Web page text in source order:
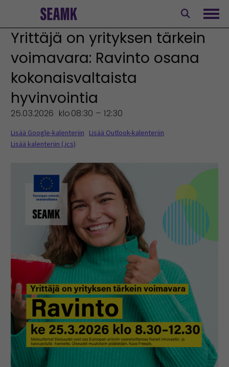
Yrittäjä on yrityksen tärkein
voimavara: Ravinto osana
kokonaisvaltaista
hyvinvointia
25.03.2026 klo08:30 – 12:30
Lisää Google-kalenteriin
Lisää Outlook-kalenteriin
Lisää kalenteriin (.ics)